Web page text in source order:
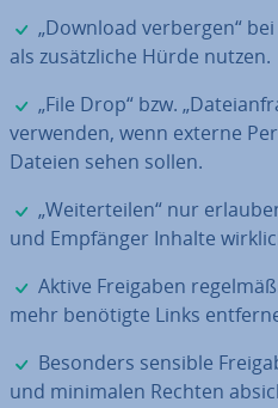
✓
„Download verbergen“
als zu­sätz­li­che Hürde nutzen.
✓
„File Drop“ bzw.
verwenden, wenn externe
Dateien sehen sollen.
✓
„Wei­ter­tei­len“ nur
und Empfänger Inhalte
✓
Aktive Freigaben
mehr benötigte Links
✓
Besonders sensible
und minimalen Rechten